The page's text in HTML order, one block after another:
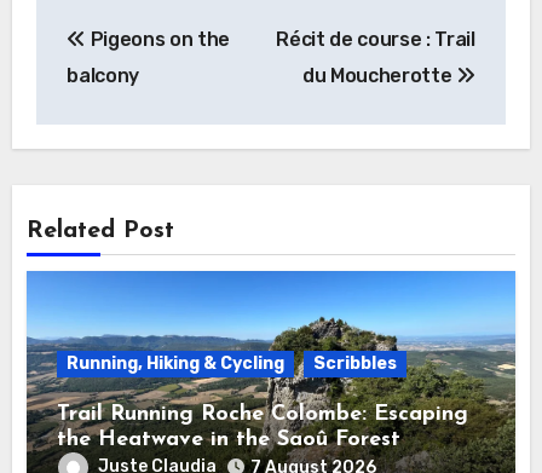
Pigeons on the
balcony
Récit de course : Trail
du Moucherotte
Related Post
Running, Hiking & Cycling Scribbles
Trail Running Roche Colombe: Escaping
the Heatwave in the Saoû Forest
Juste Claudia 7 August 2026